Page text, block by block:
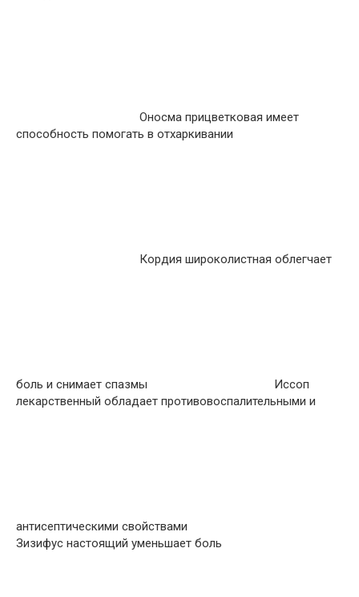
Оносма прицветковая имеет
способность помогать в отхаркивании
Кордия широколистная облегчает
боль и снимает спазмы
Иссоп
лекарственный обладает противовоспалительными и
антисептическими свойствами
Зизифус настоящий уменьшает боль